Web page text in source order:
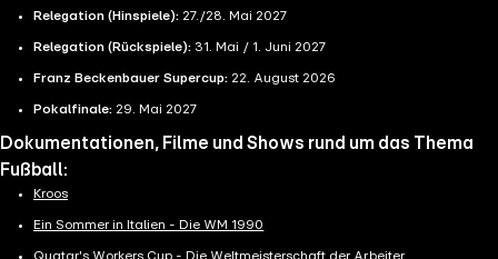
Relegation (Hinspiele): 27./28. Mai 2027
Relegation (Rückspiele): 31. Mai / 1. Juni 2027
Franz Beckenbauer Supercup: 22. August 2026
Pokalfinale: 29. Mai 2027
Dokumentationen, Filme und Shows rund um das Thema
Fußball:
Kroos
Ein Sommer in Italien - Die WM 1990
Quatar's Workers Cup - Die Weltmeisterschaft der Arbeiter